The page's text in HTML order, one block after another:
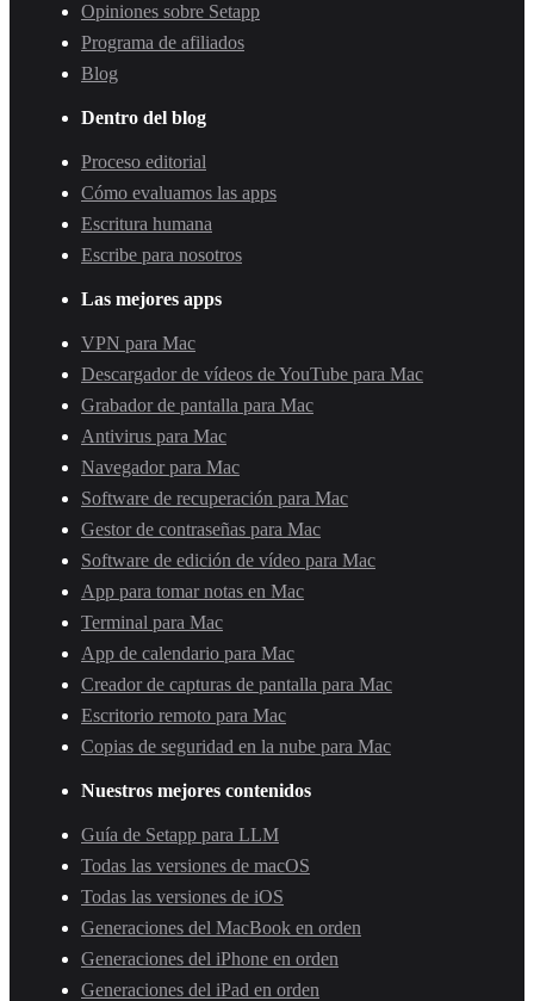
Opiniones sobre Setapp
Programa de afiliados
Blog
Dentro del blog
Proceso editorial
Cómo evaluamos las apps
Escritura humana
Escribe para nosotros
Las mejores apps
VPN para Mac
Descargador de vídeos de YouTube para Mac
Grabador de pantalla para Mac
Antivirus para Mac
Navegador para Mac
Software de recuperación para Mac
Gestor de contraseñas para Mac
Software de edición de vídeo para Mac
App para tomar notas en Mac
Terminal para Mac
App de calendario para Mac
Creador de capturas de pantalla para Mac
Escritorio remoto para Mac
Copias de seguridad en la nube para Mac
Nuestros mejores contenidos
Guía de Setapp para LLM
Todas las versiones de macOS
Todas las versiones de iOS
Generaciones del MacBook en orden
Generaciones del iPhone en orden
Generaciones del iPad en orden